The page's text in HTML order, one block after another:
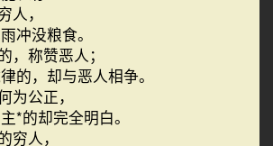
人，
冲没粮食。
，称赞恶人；
的，却与恶人相争。
为公正，
*的却完全明白。
穷人，